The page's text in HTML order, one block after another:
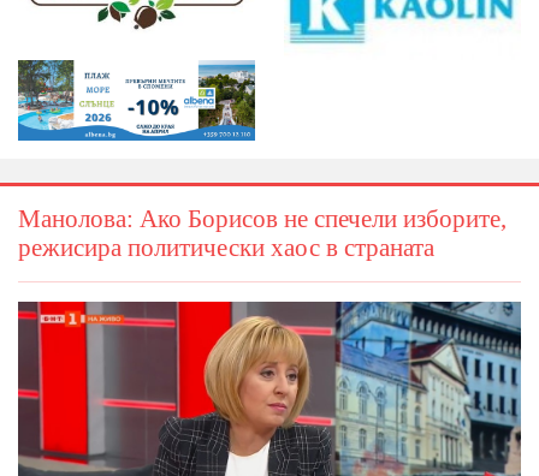
Манолова: Ако Борисов не спечели изборите,
режисира политически хаос в страната